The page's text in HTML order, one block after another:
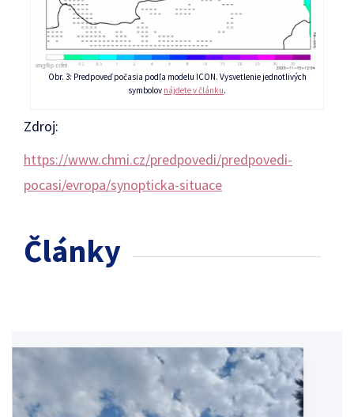
Obr. 3: Predpoveď počasia podľa modelu ICON. Vysvetlenie jednotlivých
symbolov nájdete v článku.
Zdroj:
https://www.chmi.cz/predpovedi/predpovedi-
pocasi/evropa/synopticka-situace
Články